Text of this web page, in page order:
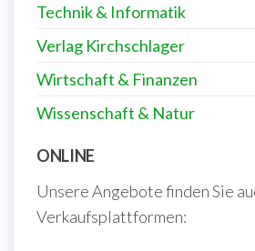
Technik & Informatik
Verlag Kirchschlager
Wirtschaft & Finanzen
Wissenschaft & Natur
ONLINE
Unsere Angebote finden Sie
Verkaufsplattformen: